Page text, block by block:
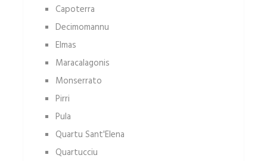
Capoterra
Decimomannu
Elmas
Maracalagonis
Monserrato
Pirri
Pula
Quartu Sant'Elena
Quartucciu